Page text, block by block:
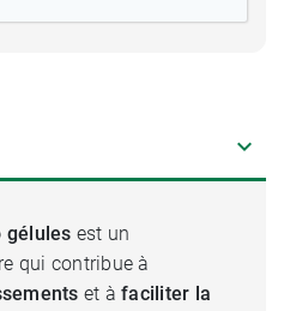
gélules est un
qui contribue à
et à faciliter la